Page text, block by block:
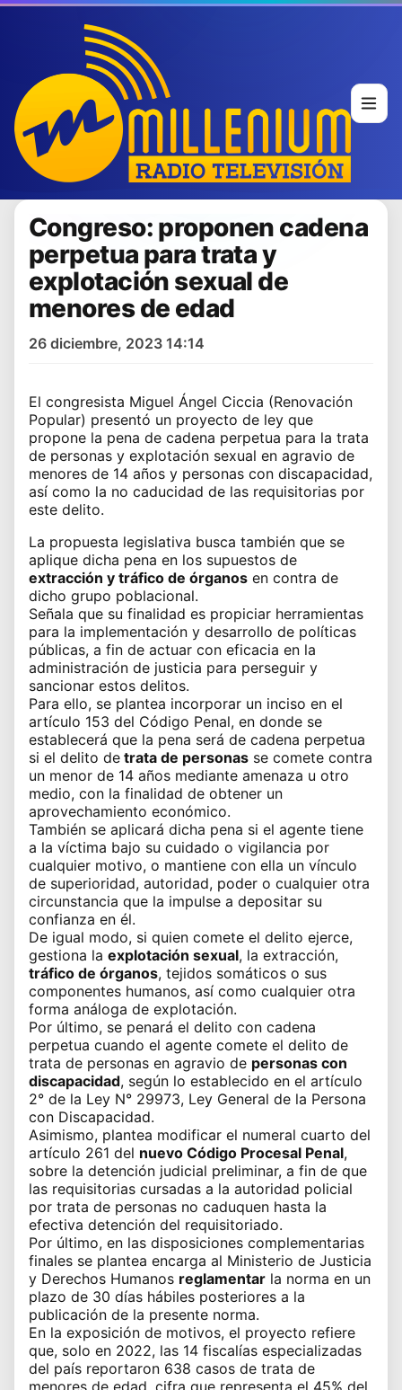
Congreso: proponen cadena
perpetua para trata y
explotación sexual de
menores de edad
26 diciembre, 2023 14:14
El congresista Miguel Ángel Ciccia (Renovación
Popular) presentó un proyecto de ley que
propone la pena de cadena perpetua para la trata
de personas y explotación sexual en agravio de
menores de 14 años y personas con discapacidad,
así como la no caducidad de las requisitorias por
este delito.
La propuesta legislativa busca también que se
aplique dicha pena en los supuestos de
extracción y tráfico de órganos en contra de
dicho grupo poblacional.
Señala que su finalidad es propiciar herramientas
para la implementación y desarrollo de políticas
públicas, a fin de actuar con eficacia en la
administración de justicia para perseguir y
sancionar estos delitos.
Para ello, se plantea incorporar un inciso en el
artículo 153 del Código Penal, en donde se
establecerá que la pena será de cadena perpetua
si el delito de trata de personas se comete contra
un menor de 14 años mediante amenaza u otro
medio, con la finalidad de obtener un
aprovechamiento económico.
También se aplicará dicha pena si el agente tiene
a la víctima bajo su cuidado o vigilancia por
cualquier motivo, o mantiene con ella un vínculo
de superioridad, autoridad, poder o cualquier otra
circunstancia que la impulse a depositar su
confianza en él.
De igual modo, si quien comete el delito ejerce,
gestiona la explotación sexual, la extracción,
tráfico de órganos, tejidos somáticos o sus
componentes humanos, así como cualquier otra
forma análoga de explotación.
Por último, se penará el delito con cadena
perpetua cuando el agente comete el delito de
trata de personas en agravio de personas con
discapacidad, según lo establecido en el artículo
2° de la Ley N° 29973, Ley General de la Persona
con Discapacidad.
Asimismo, plantea modificar el numeral cuarto del
artículo 261 del nuevo Código Procesal Penal,
sobre la detención judicial preliminar, a fin de que
las requisitorias cursadas a la autoridad policial
por trata de personas no caduquen hasta la
efectiva detención del requisitoriado.
Por último, en las disposiciones complementarias
finales se plantea encarga al Ministerio de Justicia
y Derechos Humanos reglamentar la norma en un
plazo de 30 días hábiles posteriores a la
publicación de la presente norma.
En la exposición de motivos, el proyecto refiere
que, solo en 2022, las 14 fiscalías especializadas
del país reportaron 638 casos de trata de